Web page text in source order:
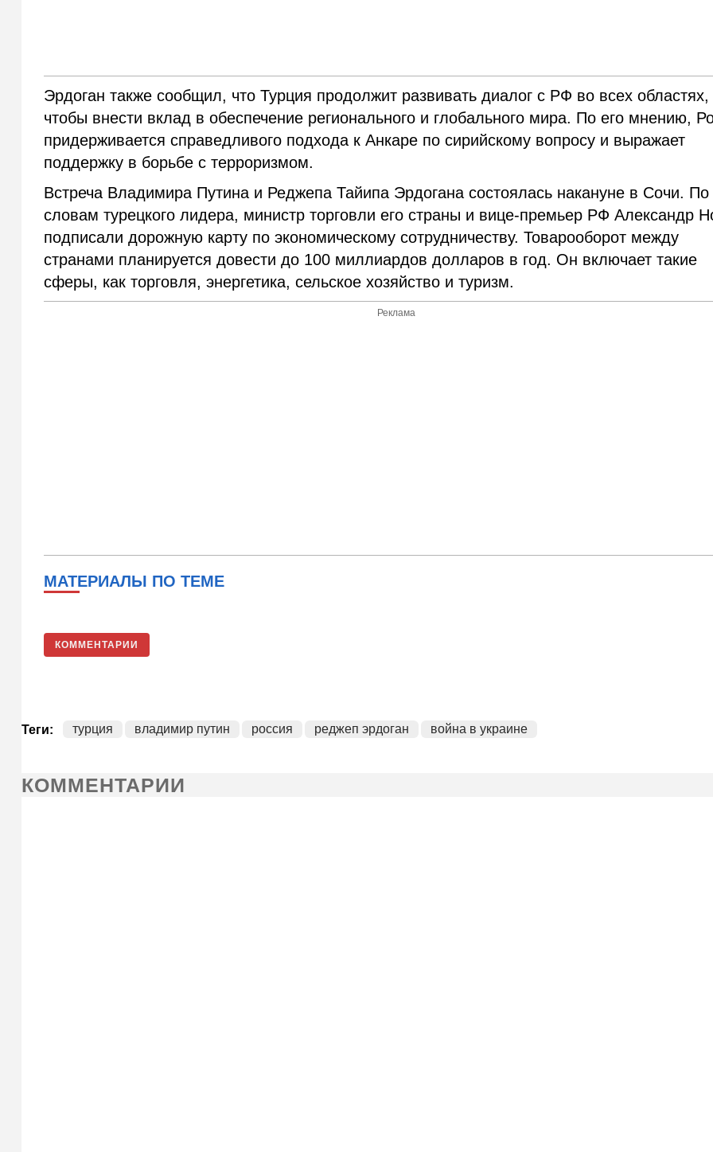
Эрдоган также сообщил, что Турция продолжит развивать диалог с РФ во всех областях,
чтобы внести вклад в обеспечение регионального и глобального мира. По его мнению,
придерживается справедливого подхода к Анкаре по сирийскому вопросу и выражает
поддержку в борьбе с терроризмом.
Встреча Владимира Путина и Реджепа Тайипа Эрдогана состоялась накануне в Сочи. По
словам турецкого лидера, министр торговли его страны и вице-премьер РФ Александр
подписали дорожную карту по экономическому сотрудничеству. Товарооборот между
странами планируется довести до 100 миллиардов долларов в год. Он включает такие
сферы, как торговля, энергетика, сельское хозяйство и туризм.
Реклама
МАТЕРИАЛЫ ПО ТЕМЕ
КОММЕНТАРИИ
Теги: турция владимир путин россия реджеп эрдоган война в украине
КОММЕНТАРИИ